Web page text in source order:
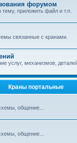
форумом
тему, приложить файл и т.п.
связанные с кранами.
услуг, механизмов,
Краны портальные
общение...
общение...